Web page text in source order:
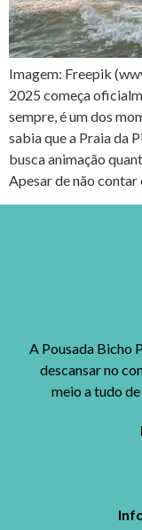
Imagem: Freepik
2025 começa
sempre, é um dos
sabia que a Praia da
busca animação
Apesar de não
A Pousada Bicho
descansar no
meio a tudo